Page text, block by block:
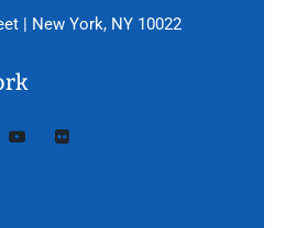
| New York, NY 10022